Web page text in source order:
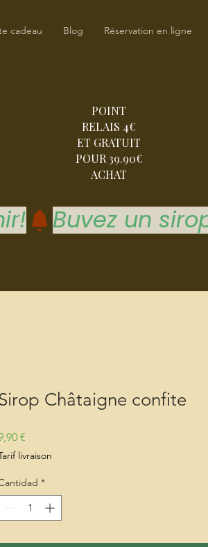
cadeau Blog Réservation en ligne
POINT
RELAIS 4€
ET GRATUIT
POUR 39.90€
ACHAT
Châtaigne confite
€
livraison
*